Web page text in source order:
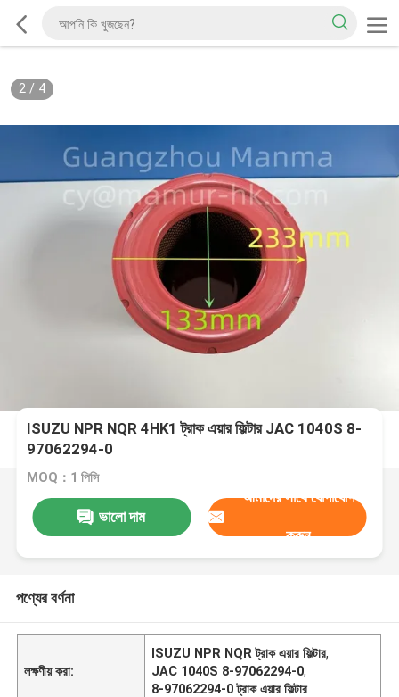
2/ 4
ISUZU NPR NQR 4HK1 ট্রাক এয়ার ফিল্টার JAC 1040S 8-
97062294-0
MOQ：1 পিসি
ভালো দাম
আমাদের সাথে যোগাযোগ
করুন
পণ্যের বর্ণনা
লক্ষণীয় করা:
ISUZU NPR NQR ট্রাক এয়ার ফিল্টার,
JAC 1040S 8-97062294-0,
8-97062294-0 ট্রাক এয়ার ফিল্টার